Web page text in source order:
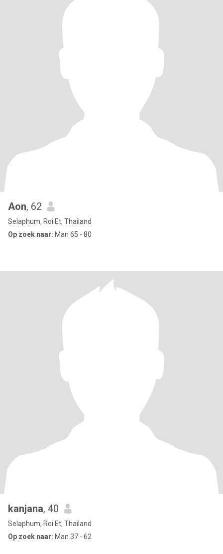
Aon, 62
Selaphum, Roi Et, Thailand
Op zoek naar: Man 65 - 80
kanjana, 40
Selaphum, Roi Et, Thailand
Op zoek naar: Man 37 - 62